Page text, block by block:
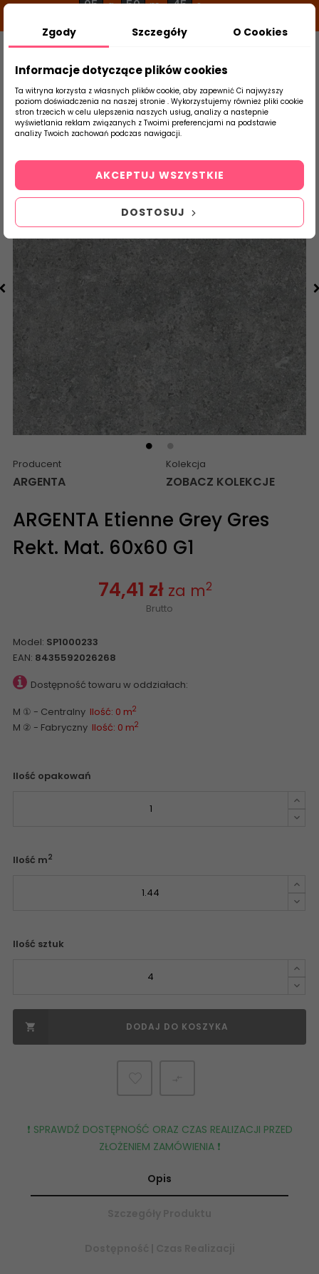
05 g 50 m 45 s
Szukaj
produktu
Strona Główna Salon / Taras Argenta
Producent
ARGENTA
Kolekcja
ZOBACZ KOLEKCJE
ARGENTA Etienne Grey Gres
Rekt. Mat. 60x60 G1
74,41 zł za m2
Brutto
Model: SP1000233
EAN: 8435592026268
Dostępność towaru w oddziałach:
M ① - Centralny Ilość: 0 m2
M ② - Fabryczny Ilość: 0 m2
Ilość opakowań
Ilość m2
Ilość sztuk
 DODAJ DO KOSZYKA
❗️ SPRAWDŹ DOSTĘPNOŚĆ ORAZ CZAS REALIZACJI PRZED
ZŁOŻENIEM ZAMÓWIENIA ❗️
Opis
Zgody Szczegóły O Cookies
Informacje dotyczące plików cookies
Ta witryna korzysta z własnych plików cookie, aby zapewnić Ci najwyższy
poziom doświadczenia na naszej stronie . Wykorzystujemy również pliki cookie
stron trzecich w celu ulepszenia naszych usług, analizy a nastepnie
wyświetlania reklam związanych z Twoimi preferencjami na podstawie
analizy Twoich zachowań podczas nawigacji.
DOSTOSUJ
AKCEPTUJ WSZYSTKIE